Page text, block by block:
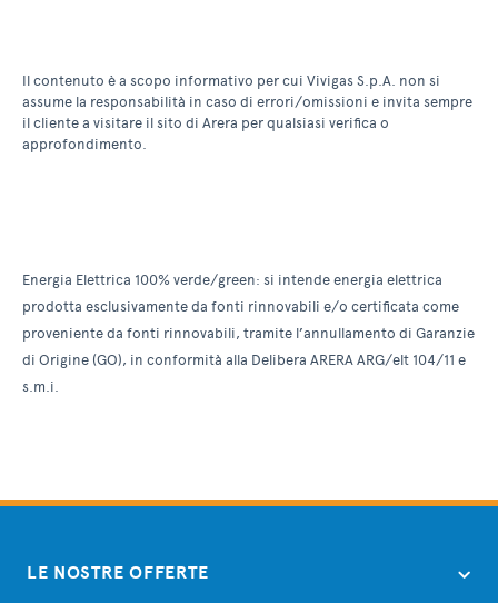
Il contenuto è a scopo informativo per cui Vivigas S.p.A. non si
assume la responsabilità in caso di errori/omissioni e invita sempre
il cliente a visitare il sito di Arera per qualsiasi verifica o
approfondimento.
Energia Elettrica 100% verde/green: si intende energia elettrica
prodotta esclusivamente da fonti rinnovabili e/o certificata come
proveniente da fonti rinnovabili, tramite l’annullamento di Garanzie
di Origine (GO), in conformità alla Delibera ARERA ARG/elt 104/11 e
s.m.i.
LE NOSTRE OFFERTE